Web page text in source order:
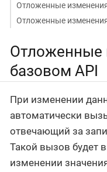
Отложенные
Отложенные
Отложенные
базовом API
При изменении
автоматически
отвечающий за
Такой вызов будет
изменении